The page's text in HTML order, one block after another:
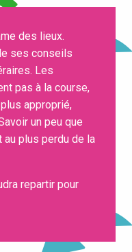
des lieux.
ses conseils
Les
pas à la course,
approprié,
un peu que
au plus perdu de la
repartir pour